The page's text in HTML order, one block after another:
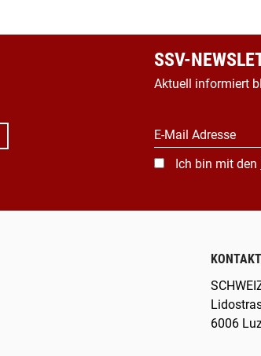
SSV-
Aktuell informiert
E-Mail Adresse
Ich bin mit den
KONTAKT
6006